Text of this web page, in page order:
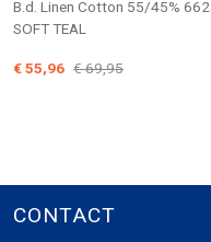
B.d. Linen Cotton 55/45% 662
SOFT TEAL
€ 55,96 € 69,95
CONTACT